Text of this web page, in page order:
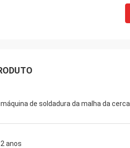
máquina de soldadura da malha da cerca
2 anos